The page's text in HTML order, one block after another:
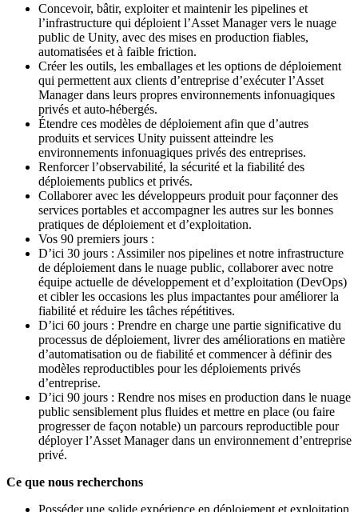
Concevoir, bâtir, exploiter et maintenir les pipelines et
l’infrastructure qui déploient l’Asset Manager vers le nuage
public de Unity, avec des mises en production fiables,
automatisées et à faible friction.
Créer les outils, les emballages et les options de déploiement
qui permettent aux clients d’entreprise d’exécuter l’Asset
Manager dans leurs propres environnements infonuagiques
privés et auto‑hébergés.
Étendre ces modèles de déploiement afin que d’autres
produits et services Unity puissent atteindre les
environnements infonuagiques privés des entreprises.
Renforcer l’observabilité, la sécurité et la fiabilité des
déploiements publics et privés.
Collaborer avec les développeurs produit pour façonner des
services portables et accompagner les autres sur les bonnes
pratiques de déploiement et d’exploitation.
Vos 90 premiers jours :
D’ici 30 jours : Assimiler nos pipelines et notre infrastructure
de déploiement dans le nuage public, collaborer avec notre
équipe actuelle de développement et d’exploitation (DevOps)
et cibler les occasions les plus impactantes pour améliorer la
fiabilité et réduire les tâches répétitives.
D’ici 60 jours : Prendre en charge une partie significative du
processus de déploiement, livrer des améliorations en matière
d’automatisation ou de fiabilité et commencer à définir des
modèles reproductibles pour les déploiements privés
d’entreprise.
D’ici 90 jours : Rendre nos mises en production dans le nuage
public sensiblement plus fluides et mettre en place (ou faire
progresser de façon notable) un parcours reproductible pour
déployer l’Asset Manager dans un environnement d’entreprise
privé.
Ce que nous recherchons
Posséder une solide expérience en déploiement et exploitation